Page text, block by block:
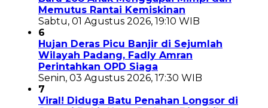
Memutus Rantai Kemiskinan
Sabtu, 01 Agustus 2026, 19:10 WIB
6
Hujan Deras Picu Banjir di Sejumlah
Wilayah Padang, Fadly Amran
Perintahkan OPD Siaga
Senin, 03 Agustus 2026, 17:30 WIB
7
Viral! Diduga Batu Penahan Longsor di